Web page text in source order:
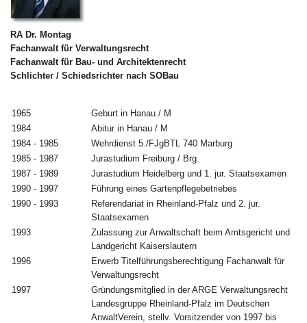
RA Dr. Montag
Fachanwalt für Verwaltungsrecht
Fachanwalt für Bau- und Architektenrecht
Schlichter / Schiedsrichter nach SOBau
1965
Geburt in Hanau / M
1984
Abitur in Hanau / M
1984 - 1985
Wehrdienst 5./FJgBTL 740 Marburg
1985 - 1987
Jurastudium Freiburg / Brg.
1987 - 1989
Jurastudium Heidelberg und 1. jur. Staatsexamen
1990 - 1997
Führung eines Gartenpflegebetriebes
1990 - 1993
Referendariat in Rheinland-Pfalz und 2. jur.
Staatsexamen
1993
Zulassung zur Anwaltschaft beim Amtsgericht und
Landgericht Kaiserslautern
1996
Erwerb Titelführungsberechtigung Fachanwalt für
Verwaltungsrecht
1997
Gründungsmitglied in der ARGE Verwaltungsrecht
Landesgruppe Rheinland-Pfalz im Deutschen
AnwaltVerein, stellv. Vorsitzender von 1997 bis